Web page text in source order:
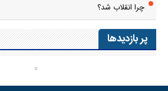
چرا انقلاب شد؟
پر بازدیدها